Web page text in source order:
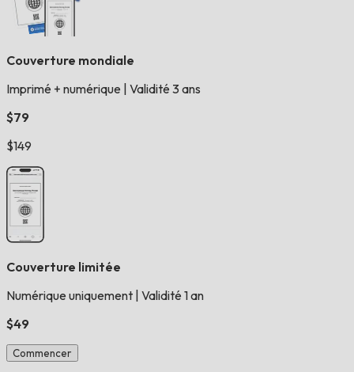
Couverture mondiale
Imprimé + numérique Validité 3 ans
$79
$149
Couverture limitée
Numérique uniquement Validité 1 an
$49
Commencer